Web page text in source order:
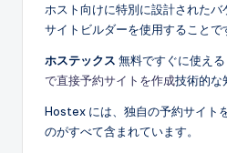
ホスト向けに特別に設計された
サイトビルダーを使用することで
ホステックス 無料ですぐに使え
で直接予約サイトを作成技術的な
Hostex には、独自の予約サイト
のがすべて含まれています。